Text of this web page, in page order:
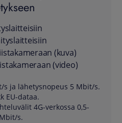
(kuva)
(video)
s ja lähetysnopeus 5 Mbit/s.
EU-dataa.
4G-verkossa 0,5-
Mbit/s.